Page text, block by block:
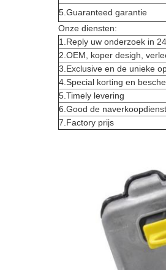
5.Guaranteed garantie
Onze diensten:
1.Reply uw onderzoek in
2.OEM, koper desigh,
3.Exclusive en de unieke
4.Special korting en
5.Timely levering
6.Good de naverkoopdienst
7.Factory prijs